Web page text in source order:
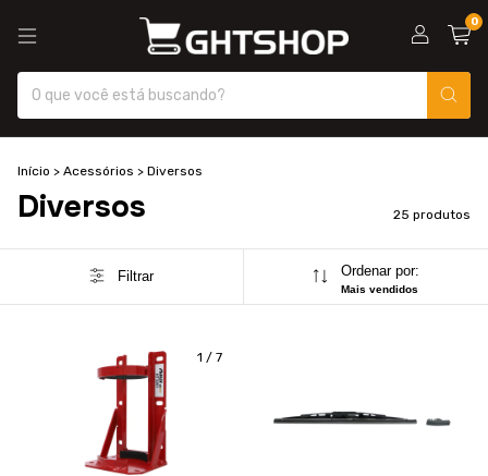
0
Início > Acessórios > Diversos
Diversos 25 produtos
Filtrar Ordenar por:
Mais vendidos
1 / 7